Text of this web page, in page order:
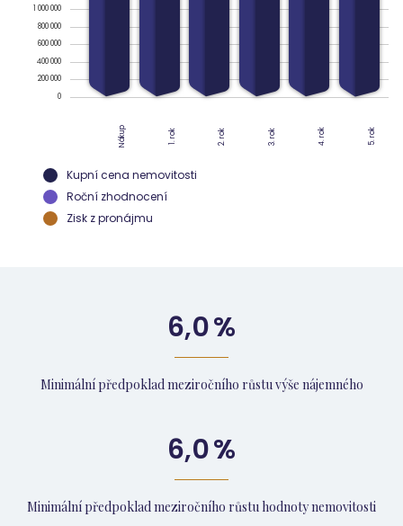
0
200 000
400 000
600 000
800 000
1 000 000
Nákup 1. rok 2. rok 3. rok 4. rok 5. rok
Kupní cena nemovitosti
Roční zhodnocení
Zisk z pronájmu
6,0%
Minimální předpoklad meziročního růstu výše nájemného
6,0%
Minimální předpoklad meziročního růstu hodnoty nemovitosti